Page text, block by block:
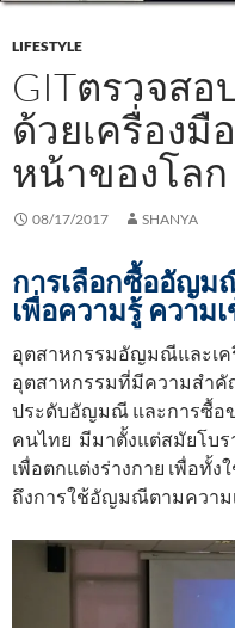
LIFESTYLE
GITตรวจสอ
ด้วยเครื่อง
หน้าของโลก
08/17/2017 SHANYA
การเลือกซื้ออัญม
เพื่อความรู้ ความ
อุตสาหกรรมอัญมณีและเค
อุตสาหกรรมที่มีความสำคั
ประดับอัญมณี และการซื้อ
คนไทย มีมาตั้งแต่สมัยโบ
เพื่อตกแต่งร่างกาย เพื่อทั้
ถึงการใช้อัญมณีตามความ